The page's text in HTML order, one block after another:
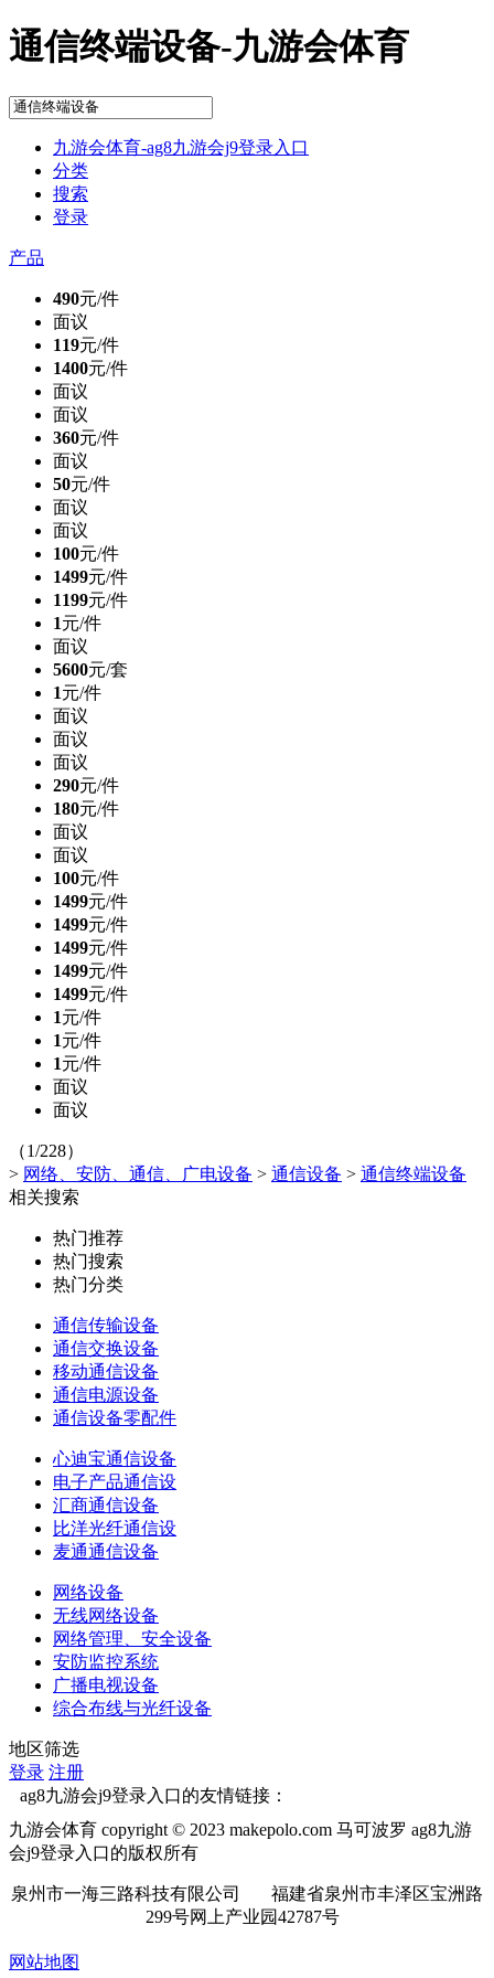
通信终端设备-九游会体育
九游会体育-ag8九游会j9登录入口
分类
搜索
登录
产品
490元/件
面议
119元/件
1400元/件
面议
面议
360元/件
面议
50元/件
面议
面议
100元/件
1499元/件
1199元/件
1元/件
面议
5600元/套
1元/件
面议
面议
面议
290元/件
180元/件
面议
面议
100元/件
1499元/件
1499元/件
1499元/件
1499元/件
1499元/件
1元/件
1元/件
1元/件
面议
面议
（1/228）
> 网络、安防、通信、广电设备 > 通信设备 > 通信终端设备
相关搜索
热门推荐
热门搜索
热门分类
通信传输设备
通信交换设备
移动通信设备
通信电源设备
通信设备零配件
心迪宝通信设备
电子产品通信设
汇商通信设备
比洋光纤通信设
麦通通信设备
网络设备
无线网络设备
网络管理、安全设备
安防监控系统
广播电视设备
综合布线与光纤设备
地区筛选
登录 注册
ag8九游会j9登录入口的友情链接：
九游会体育 copyright © 2023 makepolo.com 马可波罗 ag8九游
会j9登录入口的版权所有
泉州市一海三路科技有限公司 福建省泉州市丰泽区宝洲路
299号网上产业园42787号
网站地图